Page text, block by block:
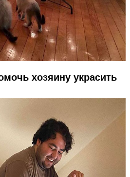
хозяину украсить